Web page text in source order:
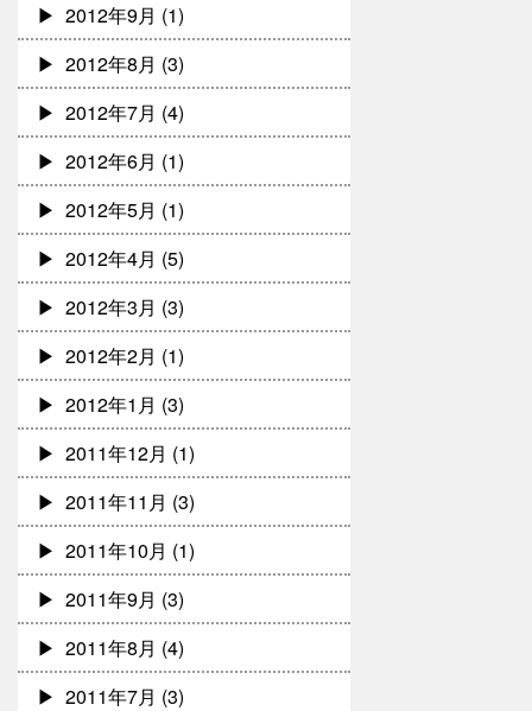
2012年9月 (1)
2012年8月 (3)
2012年7月 (4)
2012年6月 (1)
2012年5月 (1)
2012年4月 (5)
2012年3月 (3)
2012年2月 (1)
2012年1月 (3)
2011年12月 (1)
2011年11月 (3)
2011年10月 (1)
2011年9月 (3)
2011年8月 (4)
2011年7月 (3)